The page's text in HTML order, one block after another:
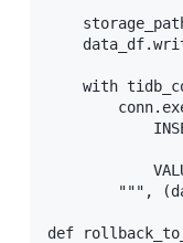
with
""",
def